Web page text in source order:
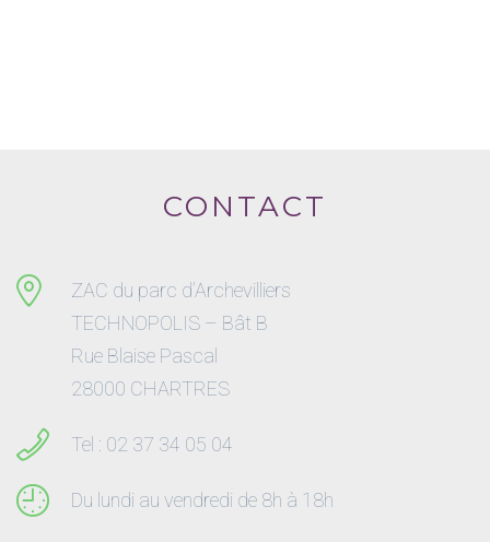
CONTACT
ZAC du parc d’Archevilliers
TECHNOPOLIS – Bât B
Rue Blaise Pascal
28000 CHARTRES
Tel : 02 37 34 05 04
Du lundi au vendredi de 8h à 18h